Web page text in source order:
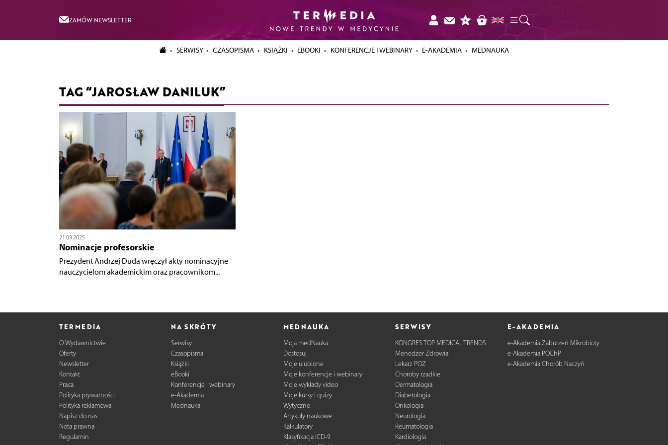
ZAMÓW NEWSLETTER
SERWISY CZASOPISMA KSIĄŻKI EBOOKI KONFERENCJE I WEBINARY E-AKADEMIA MEDNAUKA
TAG “JAROSŁAW DANILUK”
21.03.2025
Nominacje profesorskie
Prezydent Andrzej Duda wręczył akty nominacyjne
nauczycielom akademickim oraz pracownikom...
TERMEDIA
O Wydawnictwie
Oferty
Newsletter
Kontakt
Praca
Polityka prywatności
Polityka reklamowa
Napisz do nas
Nota prawna
Regulamin
NA SKRÓTY
Serwisy
Czasopisma
Książki
eBooki
Konferencje i webinary
e-Akademia
Mednauka
MEDNAUKA
Moja medNauka
Dostosuj
Moje ulubione
Moje konferencje i webinary
Moje wykłady video
Moje kursy i quizy
Wytyczne
Artykuły naukowe
Kalkulatory
Klasyfikacja ICD-9
SERWISY
KONGRES TOP MEDICAL TRENDS
Menedżer Zdrowia
Lekarz POZ
Choroby rzadkie
Dermatologia
Diabetologia
Onkologia
Neurologia
Reumatologia
Kardiologia
E-AKADEMIA
e-Akademia Zaburzeń Mikrobioty
e-Akademia POChP
e-Akademia Chorób Naczyń